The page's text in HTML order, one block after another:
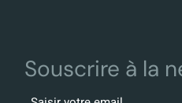
Souscrire à la